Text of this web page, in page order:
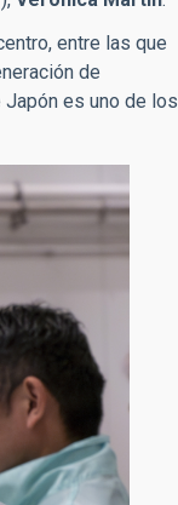
entre las que
de
es uno de los